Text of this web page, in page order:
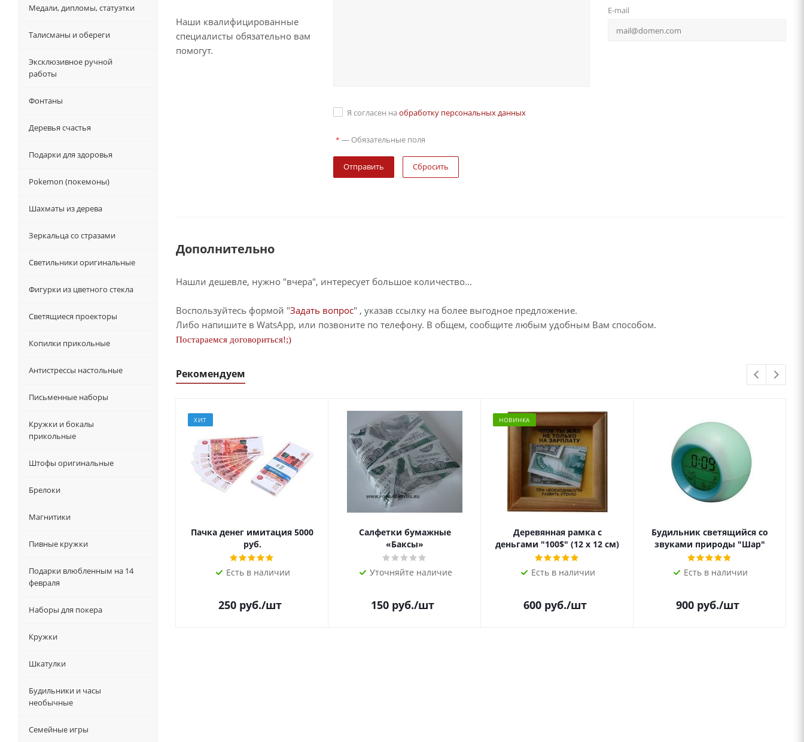
Наши квалифицированные
специалисты обязательно вам
помогут.
E-mail
Я согласен на обработку персональных данных
* — Обязательные поля
Сбросить
Дополнительно
Нашли дешевле, нужно "вчера", интересует большое количество...
Воспользуйтесь формой "Задать вопрос" , указав ссылку на более выгодное предложение.
Либо напишите в WatsApp, или позвоните по телефону. В общем, сообщите любым удобным Вам способом.
Постараемся договориться!;)
Рекомендуем
ХИТ
Пачка денег имитация 5000
руб.
Есть в наличии
250 руб./шт
Салфетки бумажные
«Баксы»
Уточняйте наличие
150 руб./шт
НОВИНКА
Деревянная рамка с
деньгами "100$" (12 х 12 см)
Есть в наличии
600 руб./шт
Будильник светящийся со
звуками природы "Шар"
Есть в наличии
900 руб./шт
Медали, дипломы, статуэтки
Талисманы и обереги
Эксклюзивное ручной
работы
Фонтаны
Деревья счастья
Подарки для здоровья
Pokemon (покемоны)
Шахматы из дерева
Зеркальца со стразами
Светильники оригинальные
Фигурки из цветного стекла
Светящиеся проекторы
Копилки прикольные
Антистрессы настольные
Письменные наборы
Кружки и бокалы
прикольные
Штофы оригинальные
Брелоки
Магнитики
Пивные кружки
Подарки влюбленным на 14
февраля
Наборы для покера
Кружки
Шкатулки
Будильники и часы
необычные
Семейные игры